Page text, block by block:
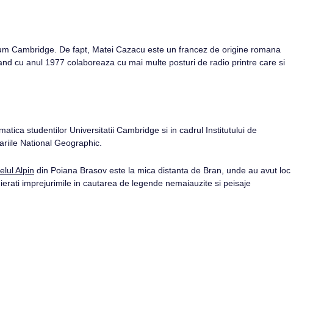
Cambridge. De fapt, Matei Cazacu este un francez de origine romana
cu anul 1977 colaboreaza cu mai multe posturi de radio printre care si
studentilor Universitatii Cambridge si in cadrul Institutului de
National Geographic.
Alpin din Poiana Brasov este la mica distanta de Bran, unde au avut loc
imprejurimile in cautarea de legende nemaiauzite si peisaje